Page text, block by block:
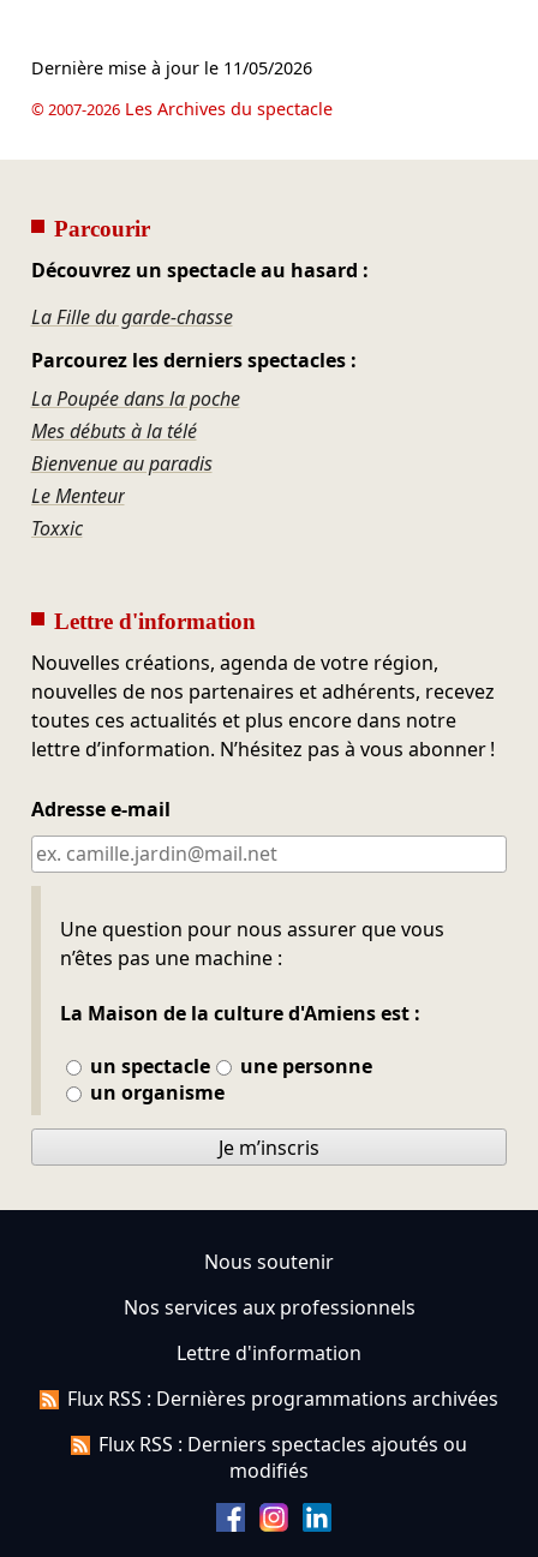
Dernière mise à jour le 11/05/2026
© 2007-2026Les Archives du spectacle
Parcourir
Découvrez un spectacle au hasard :
La Fille du garde-chasse
Parcourez les derniers spectacles :
La Poupée dans la poche
Mes débuts à la télé
Bienvenue au paradis
Le Menteur
Toxxic
Lettre d'information
Nouvelles créations, agenda de votre région,
nouvelles de nos partenaires et adhérents, recevez
toutes ces actualités et plus encore dans notre
lettre d’information. N’hésitez pas à vous abonner !
Adresse e-mail
Une question pour nous assurer que vous
n’êtes pas une machine :
La Maison de la culture d'Amiens est :
un spectacle
une personne
un organisme
Ne pas remplir
Je m’inscris
Nous soutenir
Nos services aux professionnels
Lettre d'information
Flux RSS : Dernières programmations archivées
Flux RSS : Derniers spectacles ajoutés ou
modifiés